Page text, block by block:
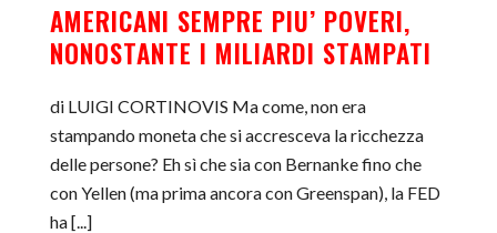
AMERICANI SEMPRE PIU’ POVERI,
NONOSTANTE I MILIARDI STAMPATI
di LUIGI CORTINOVIS Ma come, non era
stampando moneta che si accresceva la ricchezza
delle persone? Eh sì che sia con Bernanke fino che
con Yellen (ma prima ancora con Greenspan), la FED
ha [...]